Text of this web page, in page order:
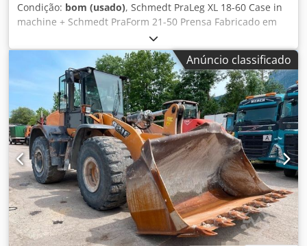
Condição: bom (usado), Schmedt PraLeg XL 18-60 Case in
machine + Schmedt PraForm 21-50 Prensa Fabricado em
2022. Schmedt PraLeg XL 18-60 Dispositivo para inserir
blocos em capas duras Máquina em bom estado, pronta
para operação. A máquina insere o bloco do livro na capa
dura previamente preparada. Possui dois sistemas de
aplicação de cola, com ajuste fino da espessura da cola.
Formatos: Altura do bloco: 80 – 450 mm Largura do bloco:
110 – 450 mm Espessura do bloco: 2 – 80 mm Produção:
aprox. 200 – 300 peças/h Alimentação: 230V Peso: 300 kg
Fabricado na Alemanha. Schmedt PraForm 21-50 Prensa de
livros Prensa de livros com fresadora de canais. Fabricada
pela Schmedt, Alemanha. Máquina em muito bom estado,
pronta para produção. Especificações técnicas: Formato
máximo: 420 x 520 x 100 mm Peso: 220 kg Alimentação: 230
V + ar comprimido. Crsdpfx Alszdazbofjf O preço é para o
conjunto das duas máquinas.
Anúncio classificado